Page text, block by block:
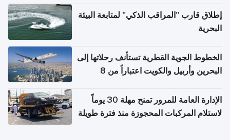
إطلاق قارب "المراقب الذكي" لمتابعة البيئة
البحرية
الخطوط الجوية القطرية تستأنف رحلاتها إلى
البحرين وأربيل والكويت اعتباراً من 8
الإدارة العامة للمرور تمنح مهلة 30 يوماً
لاستلام المركبات المحجوزة منذ فترة طويلة